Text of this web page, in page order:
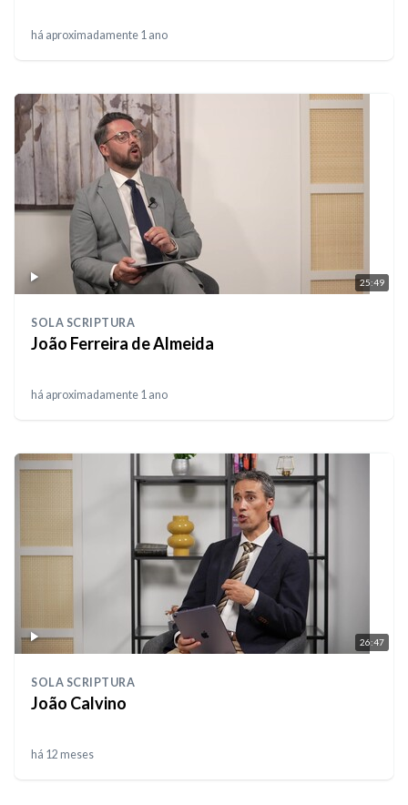
há aproximadamente 1 ano
25:49
SOLA SCRIPTURA
João Ferreira de Almeida
há aproximadamente 1 ano
26:47
SOLA SCRIPTURA
João Calvino
há 12 meses